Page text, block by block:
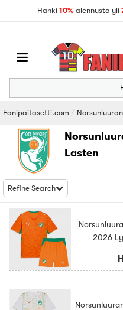
Hanki 10% alennusta yli
Fanipaitasetti.com
Lasten
Refine Search
2026